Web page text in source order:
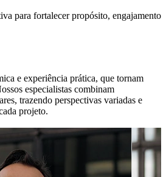
para fortalecer propósito, engajamento
e experiência prática, que tornam
especialistas combinam
trazendo perspectivas variadas e
projeto.